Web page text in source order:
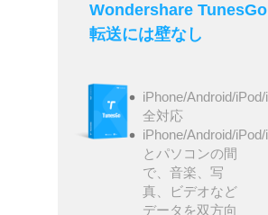
Wondershare
転送には壁なし
iPhone/Android/
全対応
iPhone/Android/
とパソコンの間
で、音楽、写
真、ビデオなど
データを双方向